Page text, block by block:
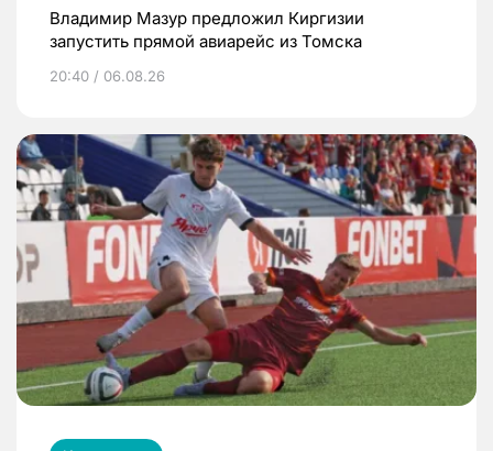
Владимир Мазур предложил Киргизии
запустить прямой авиарейс из Томска
20:40 / 06.08.26